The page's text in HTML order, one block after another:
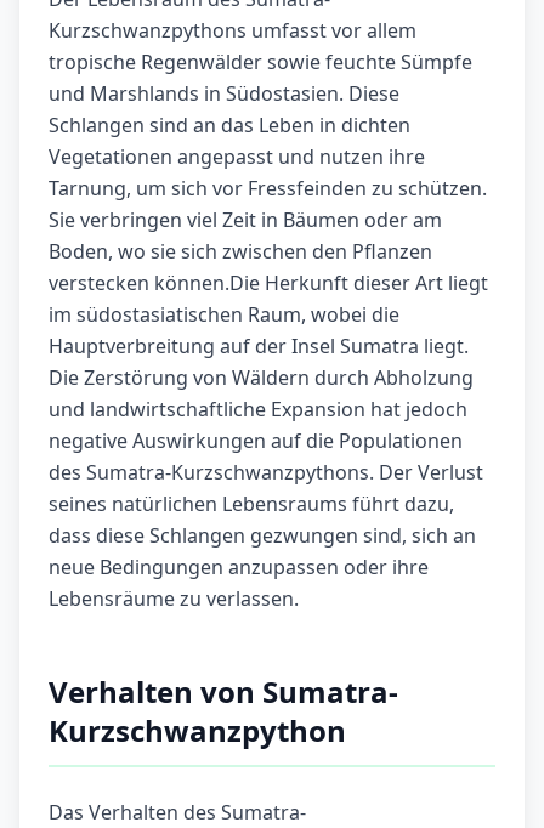
Kurzschwanzpythons umfasst vor allem
tropische Regenwälder sowie feuchte Sümpfe
und Marshlands in Südostasien. Diese
Schlangen sind an das Leben in dichten
Vegetationen angepasst und nutzen ihre
Tarnung, um sich vor Fressfeinden zu schützen.
Sie verbringen viel Zeit in Bäumen oder am
Boden, wo sie sich zwischen den Pflanzen
verstecken können.Die Herkunft dieser Art liegt
im südostasiatischen Raum, wobei die
Hauptverbreitung auf der Insel Sumatra liegt.
Die Zerstörung von Wäldern durch Abholzung
und landwirtschaftliche Expansion hat jedoch
negative Auswirkungen auf die Populationen
des Sumatra-Kurzschwanzpythons. Der Verlust
seines natürlichen Lebensraums führt dazu,
dass diese Schlangen gezwungen sind, sich an
neue Bedingungen anzupassen oder ihre
Lebensräume zu verlassen.
Verhalten von Sumatra-
Kurzschwanzpython
Das Verhalten des Sumatra-